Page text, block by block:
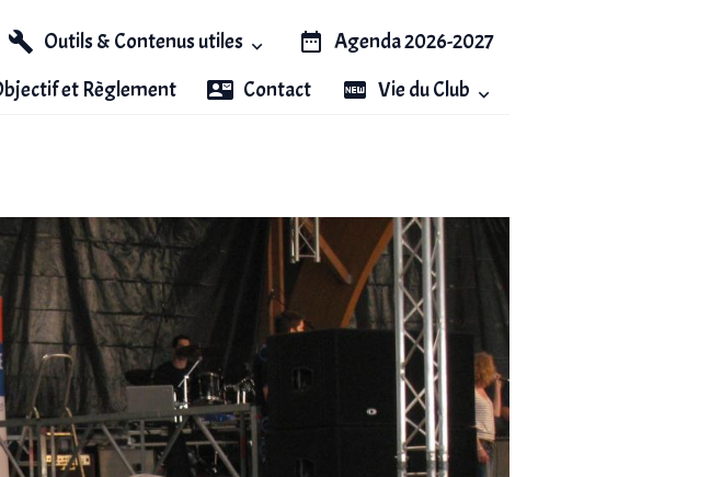
Outils & Contenus utiles
Agenda 2026-2027
et Règlement
Contact Vie du Club